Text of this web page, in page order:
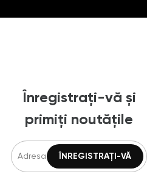
Înregistrați-vă și
primiți noutățile